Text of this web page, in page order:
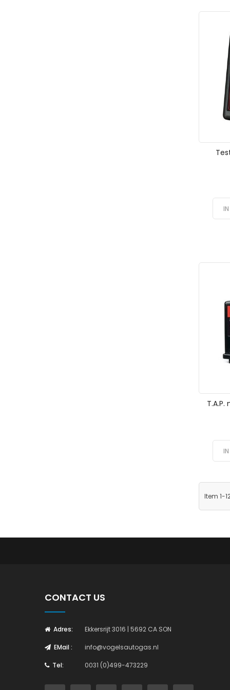
Item 1-
CONTACT US
Adres: Ekkersrijt 3016 | 5692 CA SON
EMail : info@vogelsautogas.nl
Tel: 0031 (0)499-473229